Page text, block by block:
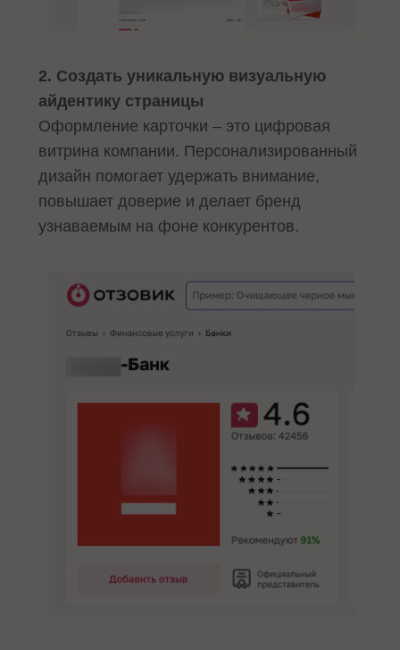
2. Создать уникальную визуальную
айдентику страницы
Оформление карточки – это цифровая
витрина компании. Персонализированный
дизайн помогает удержать внимание,
повышает доверие и делает бренд
узнаваемым на фоне конкурентов.